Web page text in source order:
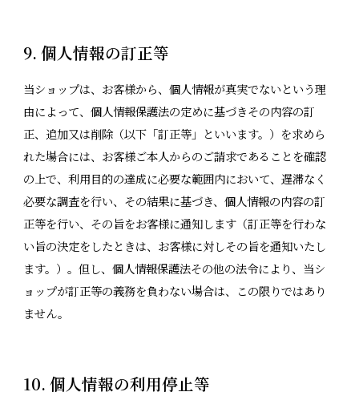
9. 個人情報の訂正等
当ショップは、お客様から、個人情報が真実でないという理
由によって、個人情報保護法の定めに基づきその内容の訂
正、追加又は削除（以下「訂正等」といいます。）を求めら
れた場合には、お客様ご本人からのご請求であることを確認
の上で、利用目的の達成に必要な範囲内において、遅滞なく
必要な調査を行い、その結果に基づき、個人情報の内容の訂
正等を行い、その旨をお客様に通知します（訂正等を行わな
い旨の決定をしたときは、お客様に対しその旨を通知いたし
ます。）。但し、個人情報保護法その他の法令により、当シ
ョップが訂正等の義務を負わない場合は、この限りではあり
ません。
10. 個人情報の利用停止等